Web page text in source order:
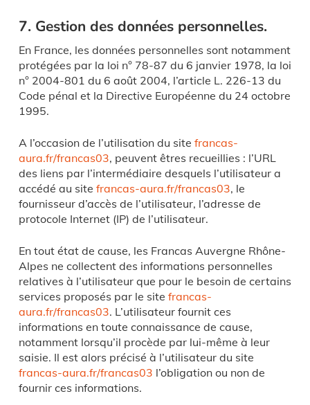
7. Gestion des données personnelles.
En France, les données personnelles sont notamment
protégées par la loi n° 78-87 du 6 janvier 1978, la loi
n° 2004-801 du 6 août 2004, l’article L. 226-13 du
Code pénal et la Directive Européenne du 24 octobre
1995.
A l’occasion de l’utilisation du site francas-
aura.fr/francas03, peuvent êtres recueillies : l’URL
des liens par l’intermédiaire desquels l’utilisateur a
accédé au site francas-aura.fr/francas03, le
fournisseur d’accès de l’utilisateur, l’adresse de
protocole Internet (IP) de l’utilisateur.
En tout état de cause, les Francas Auvergne Rhône-
Alpes ne collectent des informations personnelles
relatives à l’utilisateur que pour le besoin de certains
services proposés par le site francas-
aura.fr/francas03. L’utilisateur fournit ces
informations en toute connaissance de cause,
notamment lorsqu’il procède par lui-même à leur
saisie. Il est alors précisé à l’utilisateur du site
francas-aura.fr/francas03 l’obligation ou non de
fournir ces informations.